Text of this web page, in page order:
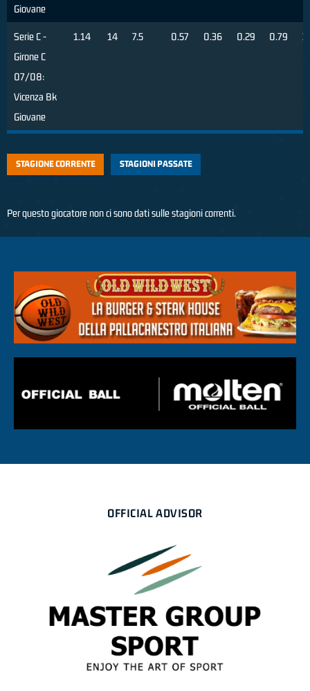
Giovane
Serie C -
Girone C
07/08:
Vicenza Bk
Giovane
1.14 14 7.5 0.57 0.36 0.29 0.79
STAGIONE CORRENTE STAGIONI PASSATE
Per questo giocatore non ci sono dati sulle stagioni correnti.
OFFICIAL ADVISOR